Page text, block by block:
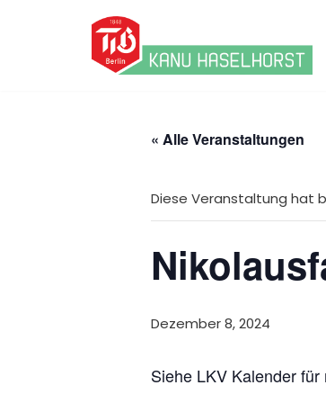
« Alle Veranstaltungen
Diese Veranstaltung hat
Dezember 8, 2024
Siehe LKV Kalender für